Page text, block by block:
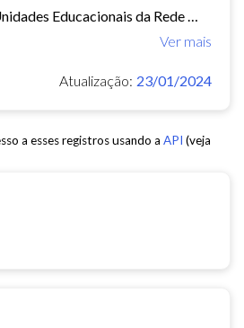
Ver mais
Atualização: 23/01/2024
a esses registros usando a API (veja